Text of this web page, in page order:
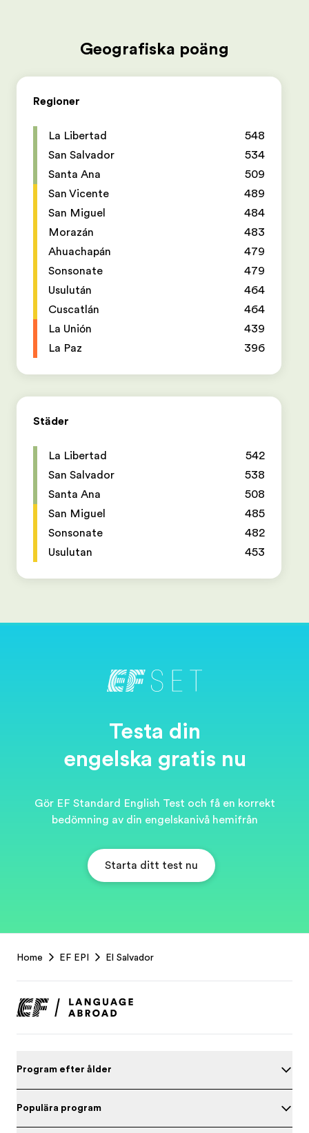
Geografiska poäng
Regioner
La Libertad
548
San Salvador
534
Santa Ana
509
San Vicente
489
San Miguel
484
Morazán
483
Ahuachapán
479
Sonsonate
479
Usulután
464
Cuscatlán
464
La Unión
439
La Paz
396
Städer
La Libertad
542
San Salvador
538
Santa Ana
508
San Miguel
485
Sonsonate
482
Usulutan
453
Testa din
engelska gratis nu
Gör EF Standard English Test och få en korrekt
bedömning av din engelskanivå hemifrån
Starta ditt test nu
Footer
Home EF EPI El Salvador
Program efter ålder
Populära program